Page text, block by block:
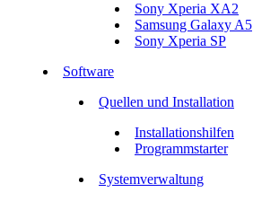
Sony Xperia XA2
Samsung Galaxy A5
Sony Xperia SP
Software
Quellen und Installation
Installationshilfen
Programmstarter
Systemverwaltung